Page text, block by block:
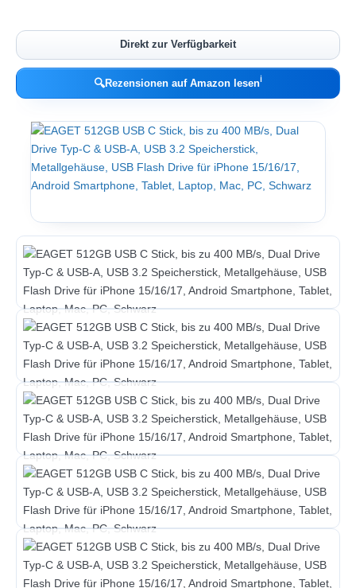
Direkt zur Verfügbarkeit
🔍Rezensionen auf Amazon lesenℹ︎